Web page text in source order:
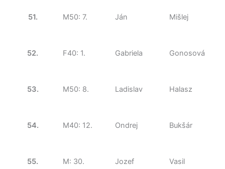
51. M50: 7. Ján Mišlej
52. F40: 1. Gabriela Gonosová
53. M50: 8. Ladislav Halasz
54. M40: 12. Ondrej Bukšár
55. M: 30. Jozef Vasil